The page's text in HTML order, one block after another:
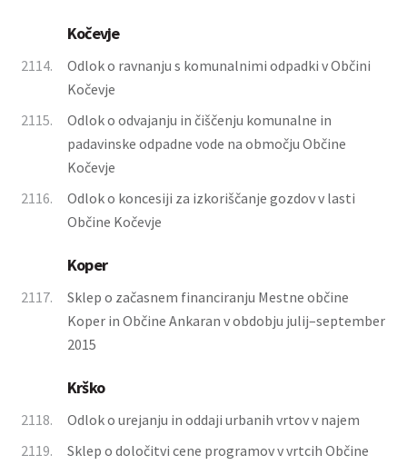
Kočevje
2114.
Odlok o ravnanju s komunalnimi odpadki v Občini
Kočevje
2115.
Odlok o odvajanju in čiščenju komunalne in
padavinske odpadne vode na območju Občine
Kočevje
2116.
Odlok o koncesiji za izkoriščanje gozdov v lasti
Občine Kočevje
Koper
2117.
Sklep o začasnem financiranju Mestne občine
Koper in Občine Ankaran v obdobju julij–september
2015
Krško
2118.
Odlok o urejanju in oddaji urbanih vrtov v najem
2119.
Sklep o določitvi cene programov v vrtcih Občine